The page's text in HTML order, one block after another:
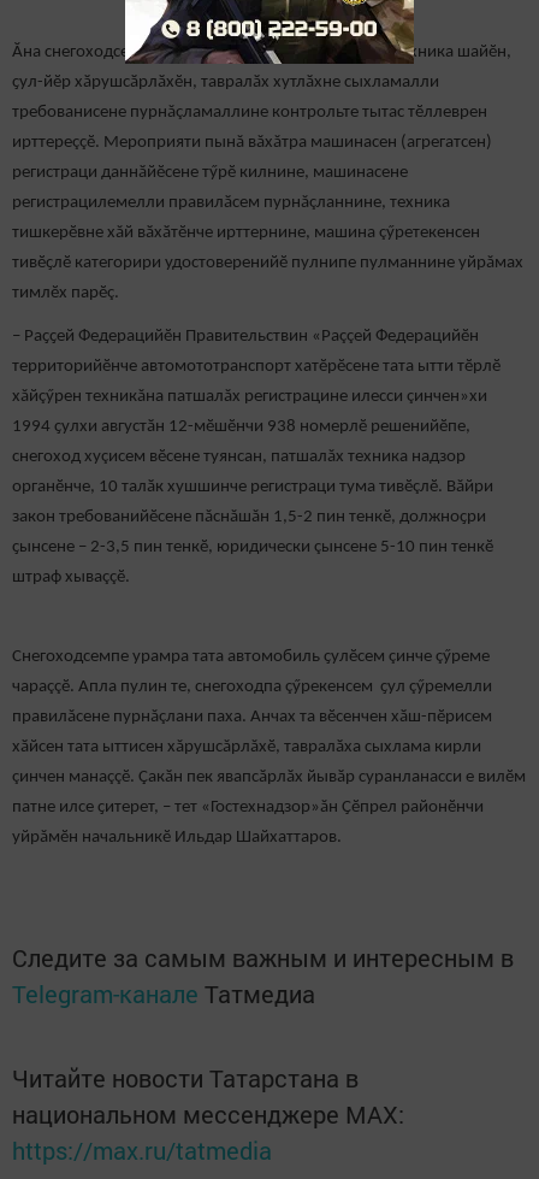
Ăна снегоходсене эксплуатациленӗ вăхăтра вӗсен техника шайӗн,
ҫул-йӗр хӑрушсӑрлӑхӗн, тавралӑх хутлӑхне сыхламалли
требованисене пурнăçламаллине контрольте тытас тӗллеврен
ирттереççӗ. Мероприяти пынă вăхăтра машинасен (агрегатсен)
регистраци даннӑйӗсене тӳрӗ килнине, машинасене
регистрацилемелли правилӑсем пурнăçланнине, техника
тишкерӗвне хăй вӑхӑтӗнче ирттернине, машина çӳретекенсен
тивӗҫлӗ категорири удостоверенийӗ пулнипе пулманнине уйрăмах
тимлӗх парӗç.
– Раҫҫей Федерацийӗн Правительствин «Раççей Федерацийӗн
территорийӗнче автомототранспорт хатӗрӗсене тата ытти тӗрлӗ
хăйçӳрен техникăна патшалăх регистрацине илесси çинчен»хи
1994 ҫулхи августӑн 12-мӗшӗнчи 938 номерлӗ решенийӗпе,
снегоход хуçисем вӗсене туянсан, патшалăх техника надзор
органӗнче, 10 талӑк хушшинче регистраци тума тивӗçлӗ. Вăйри
закон требованийӗсене пăснăшăн 1,5-2 пин тенкӗ, должноҫри
ҫынсене – 2-3,5 пин тенкӗ, юридически çынсене 5-10 пин тенкӗ
штраф хываççӗ.
Снегоходсемпе урамра тата автомобиль ҫулӗсем çинче çӳреме
чараççӗ. Апла пулин те, снегоходпа çӳрекенсем ҫул çӳремелли
правилăсене пурнăçлани паха. Анчах та вӗсенчен хӑш-пӗрисем
хӑйсен тата ыттисен хăрушсăрлăхӗ, тавралӑха сыхлама кирли
çинчен манаççӗ. Çакӑн пек явапсӑрлӑх йывӑр суранланасси е вилӗм
патне илсе ҫитерет, – тет «Гостехнадзор»ăн Ҫӗпрел районӗнчи
уйрăмӗн начальникӗ Ильдар Шайхаттаров.
Следите за самым важным и интересным в
Telegram-канале Татмедиа
Читайте новости Татарстана в
национальном мессенджере MАХ:
https://max.ru/tatmedia